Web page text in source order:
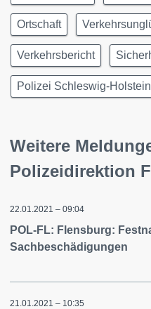
Ortschaft
Verkehrsbericht
Polizei Schleswig-Holstein
Weitere
Polizeidirektion
22.01.2021 – 09:04
POL-FL: Flensburg:
Sachbeschädigungen
21.01.2021 – 10:35